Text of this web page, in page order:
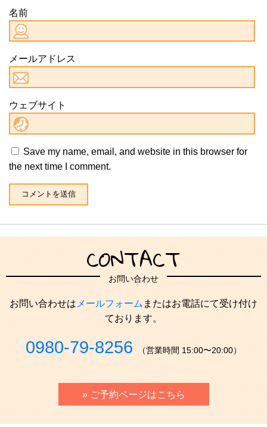
名前
メールアドレス
ウェブサイト
Save my name, email, and website in this browser for
the next time I comment.
CONTACT
お問い合わせ
お問い合わせはメールフォームまたはお電話にて受け付け
ております。
0980-79-8256 （営業時間 15:00〜20:00）
» ご予約ページはこちら